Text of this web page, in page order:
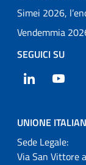
Simei 2026,
Vendemmia
SEGUICI SU
LinkedIn
UNIONE
Sede Legale:
Via San Vittore